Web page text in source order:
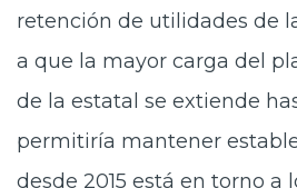
retención de utilidades de
a que la mayor carga del
de la estatal se extiende
permitiría mantener
desde 2015 está en torno a